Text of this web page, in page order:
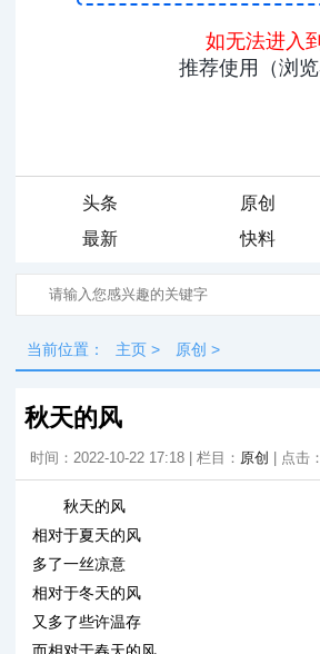
头条 原创
最新
快料
当前位置： 主页 > 原创 >
秋天的风
时间：2022-10-22 17:18 | 栏目： 原创 | 点击：
秋天的风
相对于夏天的风
多了一丝凉意
相对于冬天的风
又多了些许温存